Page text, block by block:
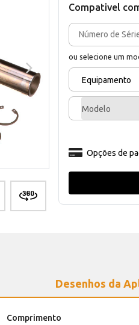
Compativel
ou selecione um
Equipamento
Modelo
Opções de
Desenhos da
Comprimento